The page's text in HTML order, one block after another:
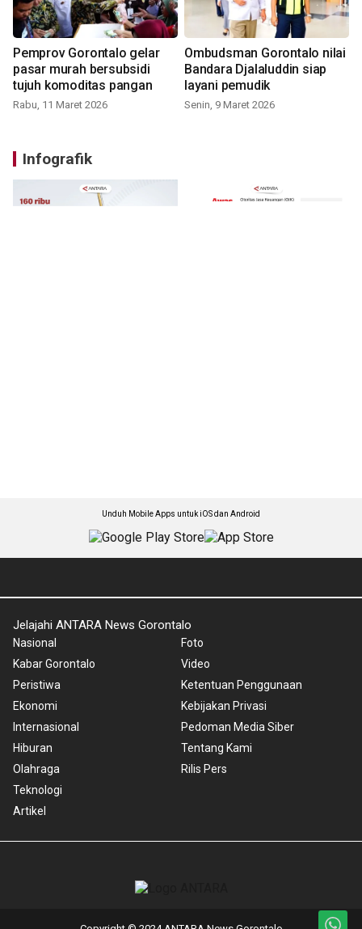
Pemprov Gorontalo gelar
pasar murah bersubsidi
tujuh komoditas pangan
Rabu, 11 Maret 2026
Ombudsman Gorontalo nilai
Bandara Djalaluddin siap
layani pemudik
Senin, 9 Maret 2026
Infografik
Unduh Mobile Apps untuk iOS dan Android
Jelajahi ANTARA News Gorontalo
Nasional
Kabar Gorontalo
Peristiwa
Ekonomi
Internasional
Hiburan
Olahraga
Teknologi
Artikel
Foto
Video
Ketentuan Penggunaan
Kebijakan Privasi
Pedoman Media Siber
Tentang Kami
Rilis Pers